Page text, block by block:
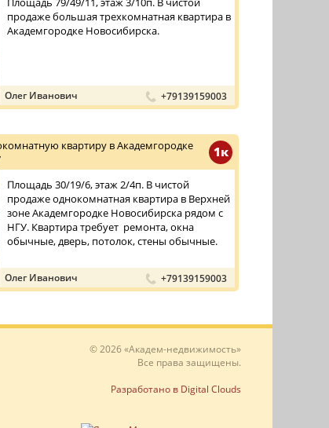
продаже большая трехкомнатная квартира в
Академгородке Новосибирска.
Олег Иванович +79139159003
1к
квартиру в Академгородке
Площадь 30/19/6, этаж 2/4п. В чистой
продаже однокомнатная квартира в Верхней
зоне Академгородке Новосибирска рядом с
НГУ. Квартира требует ремонта, окна
обычные, дверь, потолок, стены обычные.
Олег Иванович +79139159003
© 2026 «Академ-недвижимость»
Все права защищены.
Разработано в Digital Clouds